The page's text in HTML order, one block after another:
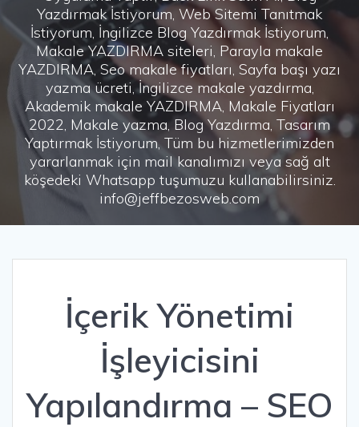
Yazdırmak İstiyorum, Web Sitemi Tanıtmak
İstiyorum, İngilizce Blog Yazdırmak İstiyorum,
Makale YAZDIRMA siteleri, Parayla makale
YAZDIRMA, Seo makale fiyatları, Sayfa başı yazı
yazma ücreti, İngilizce makale yazdırma,
Akademik makale YAZDIRMA, Makale Fiyatları
2022, Makale yazma, Blog Yazdırma, Tasarım
Yaptırmak İstiyorum, Tüm bu hizmetlerimizden
yararlanmak için mail kanalımızı veya sağ alt
köşedeki Whatsapp tuşumuzu kullanabilirsiniz.
info@jeffbezosweb.com
İçerik Yönetimi
İşleyicisini
Yapılandırma – SEO